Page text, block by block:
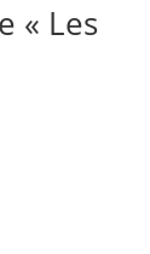
« Les